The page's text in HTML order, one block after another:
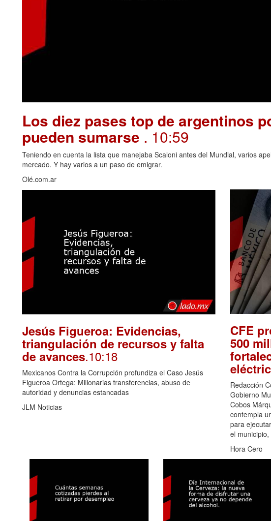
Los diez pases top de argentinos
pueden sumarse . 10:59
Teniendo en cuenta la lista que manejaba Scaloni antes del Mundial, varios
mercado. Y hay varios a un paso de emigrar.
Olé.com.ar
Jesús Figueroa: Evidencias,
triangulación de recursos y falta
de avances.10:18
Mexicanos Contra la Corrupción profundiza el Caso Jesús
Figueroa Ortega: Millonarias transferencias, abuso de
autoridad y denuncias estancadas
JLM Noticias
CFE
500
Redacción
Gobierno
Cobos
contempla
para
el
Hora Cero